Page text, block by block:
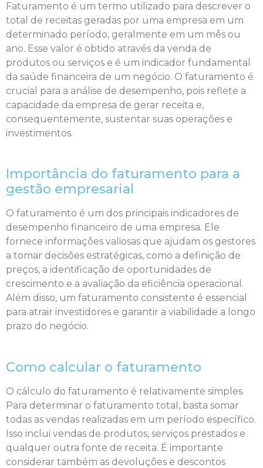
Faturamento é um termo utilizado para descrever o
total de receitas geradas por uma empresa em um
determinado período, geralmente em um mês ou
ano. Esse valor é obtido através da venda de
produtos ou serviços e é um indicador fundamental
da saúde financeira de um negócio. O faturamento é
crucial para a análise de desempenho, pois reflete a
capacidade da empresa de gerar receita e,
consequentemente, sustentar suas operações e
investimentos.
Importância do faturamento para a
gestão empresarial
O faturamento é um dos principais indicadores de
desempenho financeiro de uma empresa. Ele
fornece informações valiosas que ajudam os gestores
a tomar decisões estratégicas, como a definição de
preços, a identificação de oportunidades de
crescimento e a avaliação da eficiência operacional.
Além disso, um faturamento consistente é essencial
para atrair investidores e garantir a viabilidade a longo
prazo do negócio.
Como calcular o faturamento
O cálculo do faturamento é relativamente simples.
Para determinar o faturamento total, basta somar
todas as vendas realizadas em um período específico.
Isso inclui vendas de produtos, serviços prestados e
qualquer outra fonte de receita. É importante
considerar também as devoluções e descontos